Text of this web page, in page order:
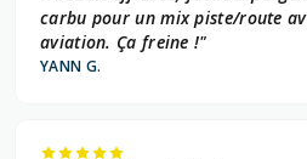
carbu pour un mix piste/route
aviation. Ça freine !"
YANN G.